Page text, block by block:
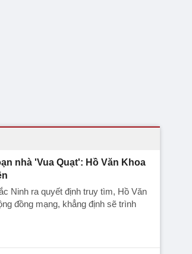
nhà 'Vua Quạt': Hồ Văn Khoa
Ninh ra quyết định truy tìm, Hồ Văn
đồng mạng, khẳng định sẽ trình